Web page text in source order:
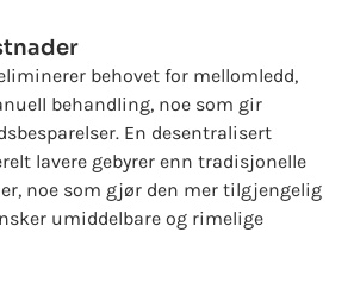
behovet for mellomledd,
behandling, noe som gir
En desentralisert
lavere gebyrer enn tradisjonelle
noe som gjør den mer tilgjengelig
umiddelbare og rimelige